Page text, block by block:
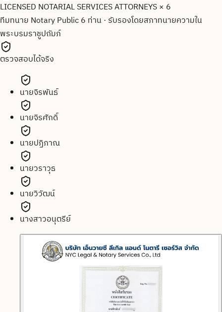
LICENSED NOTARIAL SERVICES ATTORNEYS × 6
ทีมทนาย Notary Public 6 ท่าน· รับรองโดยสภาทนายความใน
พระบรมราชูปถัมภ์
ตรวจสอบได้จริง
นายจิรพันธ์
นายจิรศักดิ์
นายปฏิภาณ
นายวราวุธ
นายวิวัฒน์
นางสาวอนุตรีย์